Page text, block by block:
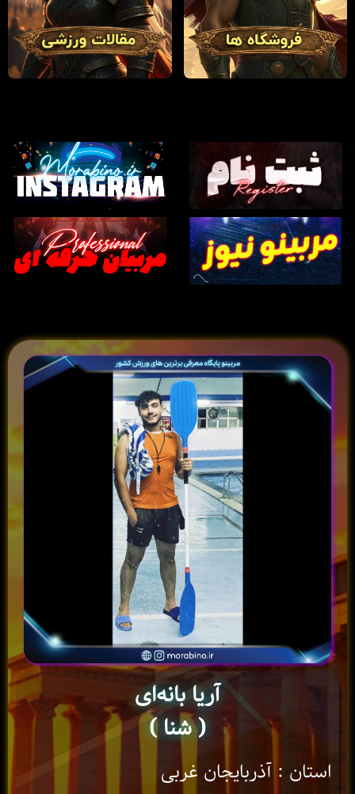
آریا بانه‌ای
( شنا )
استان : آذربایجان غربی